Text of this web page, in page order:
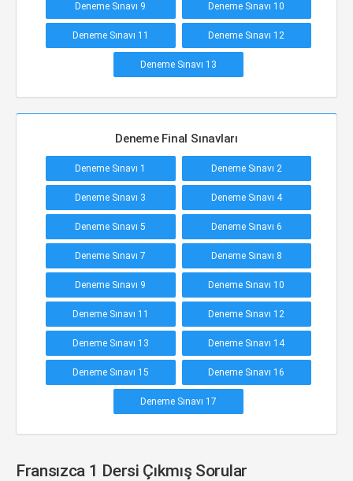
Deneme Sınavı 9 Deneme Sınavı 10
Deneme Sınavı 11 Deneme Sınavı 12
Deneme Sınavı 13
Deneme Final Sınavları
Deneme Sınavı 1 Deneme Sınavı 2
Deneme Sınavı 3 Deneme Sınavı 4
Deneme Sınavı 5 Deneme Sınavı 6
Deneme Sınavı 7 Deneme Sınavı 8
Deneme Sınavı 9 Deneme Sınavı 10
Deneme Sınavı 11 Deneme Sınavı 12
Deneme Sınavı 13 Deneme Sınavı 14
Deneme Sınavı 15 Deneme Sınavı 16
Deneme Sınavı 17
Fransızca 1 Dersi Çıkmış Sorular